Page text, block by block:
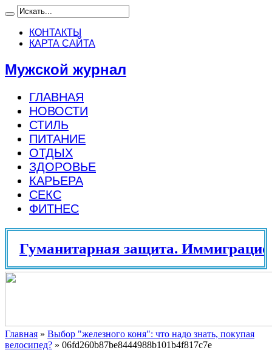
КОНТАКТЫ
КАРТА САЙТА
Мужской журнал
ГЛАВНАЯ
НОВОСТИ
СТИЛЬ
ПИТАНИЕ
ОТДЫХ
ЗДОРОВЬЕ
КАРЬЕРА
СЕКС
ФИТНЕС
Гуманитарная защита.
Главная » Выбор "железного коня": что надо знать, покупая
велосипед? » 06fd260b87be8444988b101b4f817c7e